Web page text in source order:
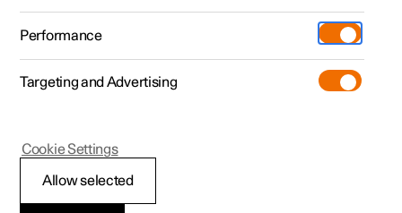
Pre-owned
Shop
Meer
Testrit
Aanbiedingen voor
Testrit
Aanbiedingen voor
Polestar 4 coupé
Ontdek Polestar 4
Testrit
Bekijk onze stockwagens
Aanbiedingen voor
Ontdek Polestar 5
Over pre-owned
Pre-owned aanbiedingen
Configureer
Pre-owned
Testrit
Additionals
(Opent in een nieuw venster)
Experiences
Ontmoet ons
Servicepunten
Opladen
Support
Polestar 2
Mistachterlicht
Performance
Targeting and Advertising
Allow selected
Cookie Settings